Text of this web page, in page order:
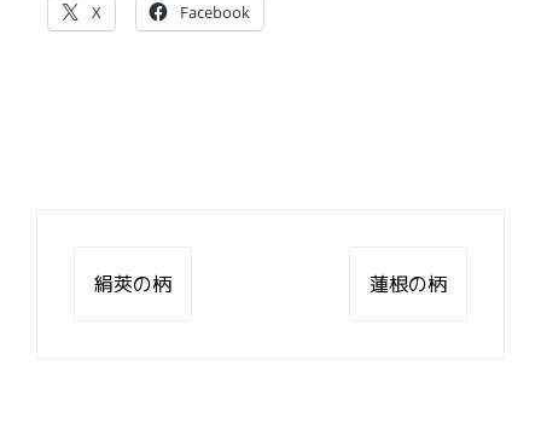
X Facebook
絹莢の柄 蓮根の柄